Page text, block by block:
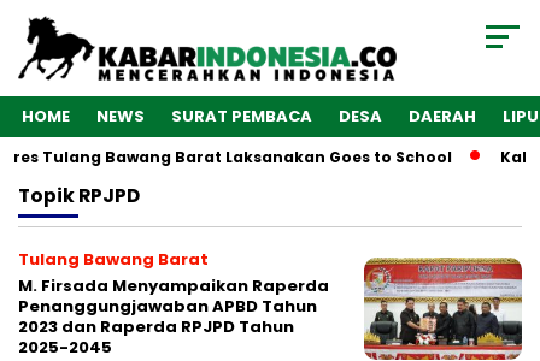
HOME NEWS SURAT PEMBACA DESA DAERAH
Tulang Bawang Barat Laksanakan Goes to School
TopikRPJPD
Tulang Bawang Barat
M. Firsada Menyampaikan Raperda
Penanggungjawaban APBD Tahun
2023 dan Raperda RPJPD Tahun
2025-2045